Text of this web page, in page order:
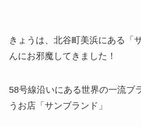
きょうは、北谷町美浜にある「
んにお邪魔してきました！
58号線沿いにある世界の一流ブ
うお店「サンブランド」